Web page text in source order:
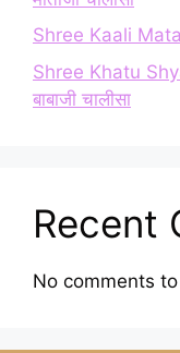
Shree Kaali
Shree Khatu
बाबाजी चालीसा
Recent
No comments